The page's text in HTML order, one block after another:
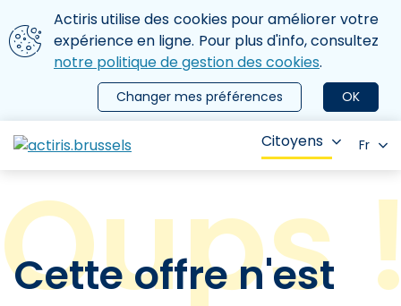
Aller au contenu principal
Nous utilisons des cookies
Actiris utilise des cookies pour améliorer votre
expérience en ligne. Pour plus d'info, consultez
notre politique de gestion des cookies.
OK
Changer mes préférences
le menu
Citoyens Fr
Cette offre n'est